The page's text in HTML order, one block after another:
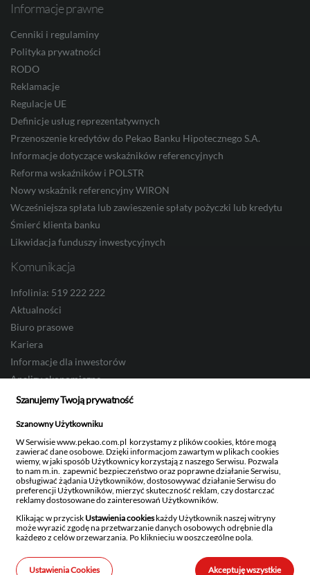
Informacje prawne
Cenniki i regulaminy
Polityka prywatności
RODO
Reklamacje
Regulacje UE
Definicje usług reprezentatywnych
Przenoszenie kredytów do Pekao Banku Hipotecznego S.A.
Informacje dotyczące wskaźników referencyjnych
Reforma wskaźników i POLSTR
Nowy wskaźnik referencyjny WIRON
Wcześniejsza spłata lub zawieszenie spłaty pożyczki lub kredytu
Śmierć klienta banku
Likwidacja funduszy inwestycyjnych
Komunikacja
Infolinia: 519 222 222
Aktualności
Biuro prasowe
Kariera
Informacje dla inwestorów
Analizy ekonomiczne
Serwis ESG
Strefa dostawcy
Ustawienia newslettera
Bank Polska Kasa Opieki Spółka Akcyjna z siedzibą w Warszawie, ul. Żubra 1, 01-066
Warszawa, wpisany do rejestru przedsiębiorców w Sądzie Rejonowym dla m.st.
Warszawy w Warszawie, XIII Wydział Gospodarczy Krajowego Rejestru Sądowego,
KRS: 0000014843, NIP: 526-00-06-841, REGON: 000010205, wysokość kapitału
zakładowego i kapitału wpłaconego: 262 470 034 zł.
Kod IBAN 1240
Szanujemy Twoją prywatność
Szanowny Użytkowniku
W Serwisie www.pekao.com.pl korzystamy z plików cookies, które mogą
zawierać dane osobowe. Dzięki informacjom zawartym w plikach cookies
wiemy, w jaki sposób Użytkownicy korzystają z naszego Serwisu. Pozwala
to nam m.in. zapewnić bezpieczeństwo oraz poprawne działanie Serwisu,
obsługiwać żądania Użytkowników, dostosowywać działanie Serwisu do
preferencji Użytkowników, mierzyć skuteczność reklam, czy dostarczać
reklamy dostosowane do zainteresowań Użytkowników.
Klikając w przycisk Ustawienia cookieskażdy Użytkownik naszej witryny
może wyrazić zgodę na przetwarzanie danych osobowych odrębnie dla
każdego z celów przewarzania. Po kliknięciu w poszczególne pola,
celu przetwarzania oraz stosowanych technologii.
Ustawienia Cookies Akceptuję wszystkie